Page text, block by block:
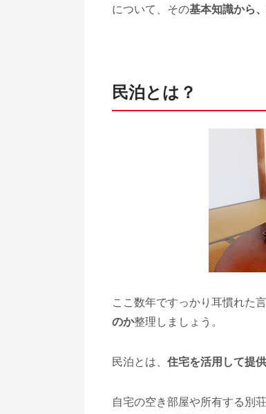
について、その基本知識から
民泊とは？
ここ数年ですっかり耳慣れた
のか整理しましょう。
民泊とは、 住宅を活用して提
自宅の空き部屋や所有する別